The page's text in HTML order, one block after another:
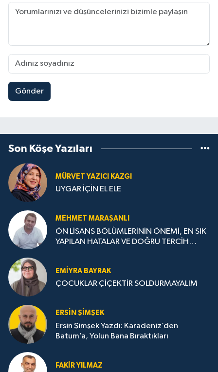
Gönder
Son Köşe Yazıları
MÜRVET YAZICI KAZGI
UYGAR İÇİN EL ELE
MEHMET MARAŞANLI
ÖN LİSANS BÖLÜMLERİNİN ÖNEMİ, EN SIK
YAPILAN HATALAR VE DOĞRU TERCİH
EMIYRA BAYRAK
ÇOCUKLAR ÇİÇEKTİR SOLDURMAYALIM
ERSIN ŞIMŞEK
Ersin Şimşek Yazdı: Karadeniz’den
Batum’a, Yolun Bana Bıraktıkları
FAKIR YILMAZ